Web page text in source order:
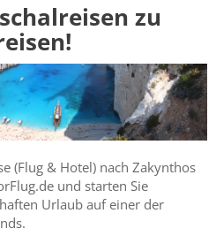
zu
(Flug & Hotel) nach Zakynthos
und starten Sie
Urlaub auf einer der